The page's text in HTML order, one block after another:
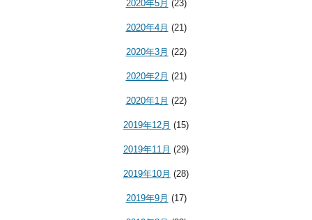
2020年5月 (23)
2020年4月 (21)
2020年3月 (22)
2020年2月 (21)
2020年1月 (22)
2019年12月 (15)
2019年11月 (29)
2019年10月 (28)
2019年9月 (17)